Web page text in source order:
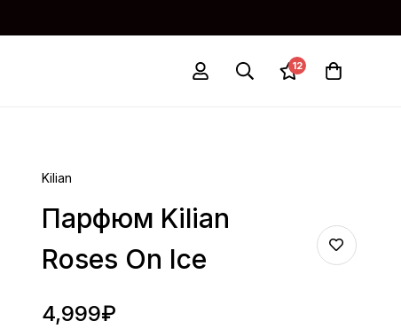
12
Kilian
Парфюм Kilian
Roses On Ice
4,999₽